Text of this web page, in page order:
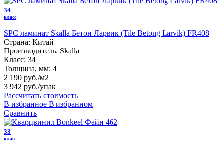
34
класс
SPC ламинат Skalla Бетон Ларвик (Tile Betong Larvik) FR408
Страна: Китай
Производитель: Skalla
Класс: 34
Толщина, мм: 4
2 190 руб./м2
3 942 руб./упак
Рассчитать стоимость
В избранное В избранном
Сравнить
33
класс